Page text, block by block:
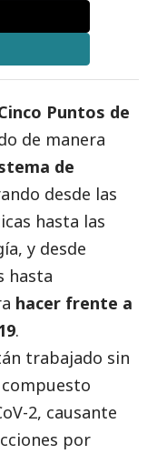
Puntos de
de manera
de
desde las
hasta las
y desde
hasta
hacer frente a
.
trabajado sin
2, causante
por